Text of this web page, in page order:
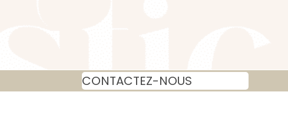
CONTACTEZ-NOUS